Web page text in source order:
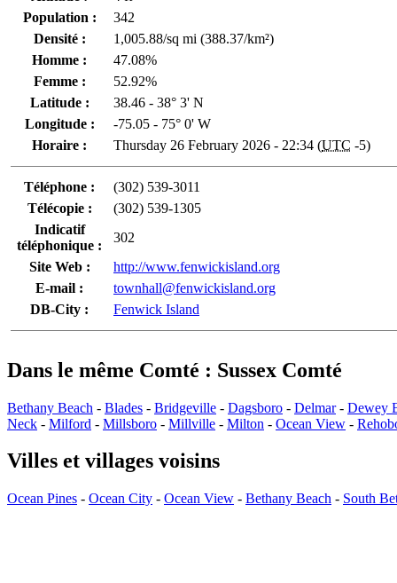
Population :
342
Densité :
1,005.88/sq mi (388.37/km²)
Homme :
47.08%
Femme :
52.92%
Latitude :
38.46 - 38° 3' N
Longitude :
-75.05 - 75° 0' W
Horaire :
Thursday 26 February 2026 - 22:34 (UTC -5)
Téléphone :
(302) 539-3011
Télécopie :
(302) 539-1305
Indicatif
téléphonique :
302
Site Web :
http://www.fenwickisland.org
E-mail :
townhall@fenwickisland.org
DB-City :
Fenwick Island
Dans le même Comté : Sussex Comté
Bethany Beach - Blades - Bridgeville - Dagsboro - Delmar- Dewey
Neck - Milford - Millsboro - Millville - Milton - Ocean View -
Villes et villages voisins
Ocean Pines - Ocean City - Ocean View - Bethany Beach - South